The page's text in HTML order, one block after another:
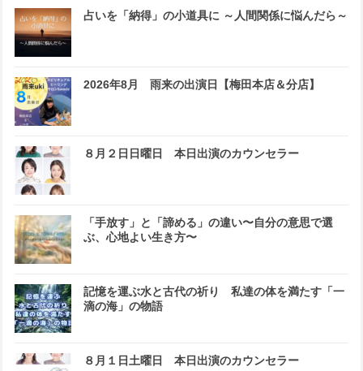
占いを「納得」の小道具に ～人間関係に悩んだら～
2026年8月 雨来の出演日【梅田本店＆分店】
８月２日日曜日 本日出演のカウンセラー
「手放す」と「諦める」の違い〜自分の意思で選
ぶ、心地よい生き方〜
記憶を運ぶ水と古代の祈り 私達の体を満たす「一
滴の海」の物語
８月１日土曜日 本日出演のカウンセラー